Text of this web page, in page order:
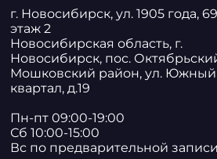
г. Новосибирск, ул. 1905 года,
этаж 2
Новосибирская область, г.
Новосибирск, пос.
Мошковский район, ул. Южный
квартал, д.19
Пн-пт 09:00-19:00
Сб 10:00-15:00
Вс по предварительной записи